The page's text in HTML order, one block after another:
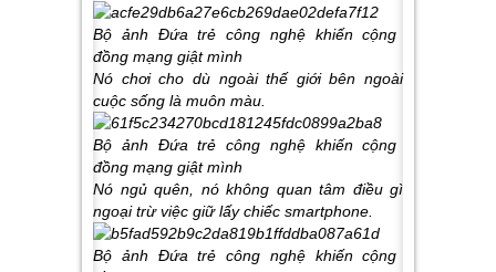
Nó chơi cho dù ngoài thế giới bên ngoài
cuộc sống là muôn màu.
Nó ngủ quên, nó không quan tâm điều gì
ngoại trừ việc giữ lấy chiếc smartphone.